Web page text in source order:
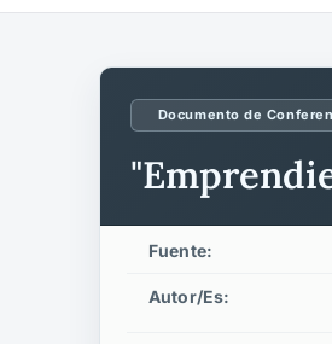
Documento de
Fuente:
Autor/es: